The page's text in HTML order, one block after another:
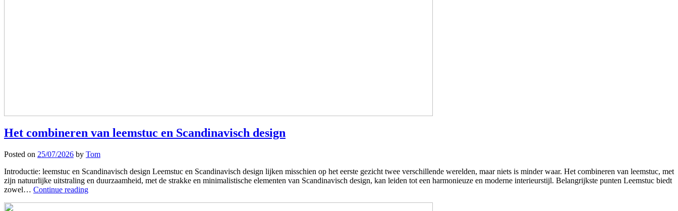
Het combineren van leemstuc en Scandinavisch design
Posted on 25/07/2026 by Tom
Introductie: leemstuc en Scandinavisch design Leemstuc en Scandinavisch design lijken misschien op het eerste gezicht twee verschillende werelden, maar niets is minder waar. Het combineren van leemstuc, met
zijn natuurlijke uitstraling en duurzaamheid, met de strakke en minimalistische elementen van Scandinavisch design, kan leiden tot een harmonieuze en moderne interieurstijl. Belangrijkste punten Leemstuc biedt
zowel… Continue reading